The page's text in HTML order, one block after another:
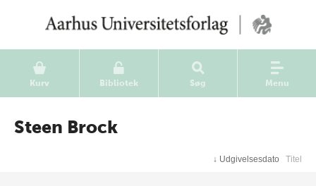
Kurv Bibliotek Søg Menu
Steen Brock
↓ Udgivelsesdato Titel